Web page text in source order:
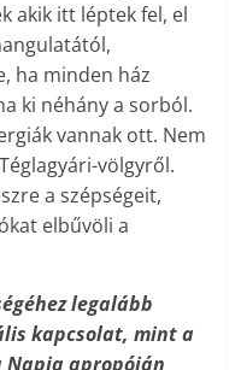
akik itt léptek fel, el
ha minden ház
ki néhány a sorból.
vannak ott. Nem
völgyről.
a szépségeit,
elbűvöli a
legalább
kapcsolat, mint a
Napja apropóján